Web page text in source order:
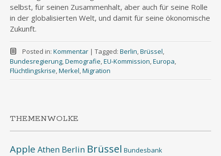
selbst, für seinen Zusammenhalt, aber auch für seine Rolle
in der globalisierten Welt, und damit für seine ökonomische
Zukunft.
Posted in: Kommentar | Tagged: Berlin,Brüssel,
Bundesregierung,Demografie,EU-Kommission,Europa,
Flüchtlingskrise,Merkel,Migration
THEMENWOLKE
Apple Athen Berlin Brüssel Bundesbank